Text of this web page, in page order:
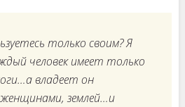
только своим? Я
человек имеет только
владеет он
землей…и